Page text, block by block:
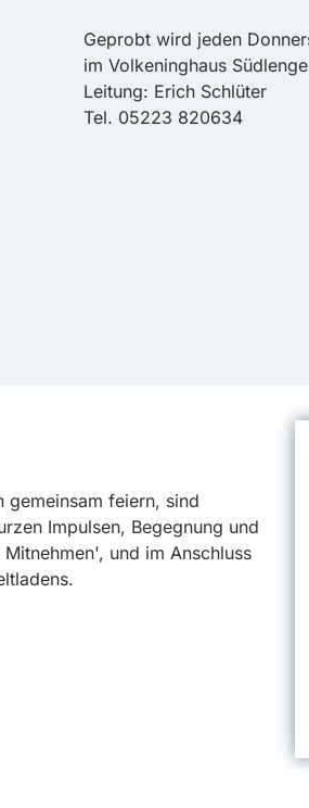
Geprobt wird jeden
im Volkeninghaus
Leitung: Erich Schlüter
Tel. 05223 820634
gemeinsam feiern, sind
Impulsen, Begegnung und
und im Anschluss